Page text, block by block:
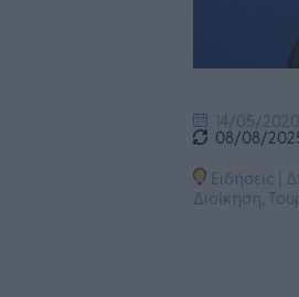
14/05/2020
08/08/
Ειδήσεις |
Διοίκηση,